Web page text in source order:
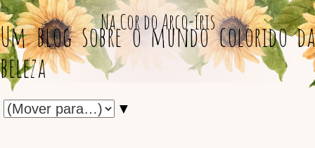
Na Cor do Arco-íris
Um blog sobre o mundo colorido da
beleza
▼